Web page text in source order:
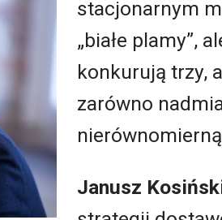
stacjonarnym
„białe plamy”,
konkurują trzy,
zarówno
Janusz